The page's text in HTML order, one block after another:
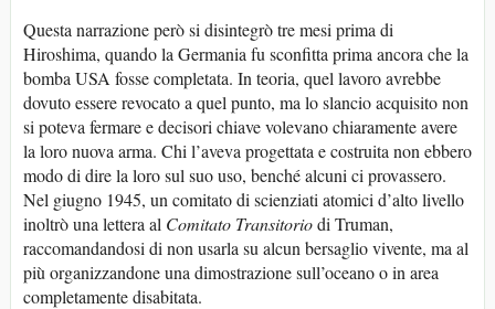
Questa narrazione però si disintegrò tre mesi prima di
Hiroshima, quando la Germania fu sconfitta prima ancora che la
bomba USA fosse completata. In teoria, quel lavoro avrebbe
dovuto essere revocato a quel punto, ma lo slancio acquisito non
si poteva fermare e decisori chiave volevano chiaramente avere
la loro nuova arma. Chi l’aveva progettata e costruita non ebbero
modo di dire la loro sul suo uso, benché alcuni ci provassero.
Nel giugno 1945, un comitato di scienziati atomici d’alto livello
inoltrò una lettera al Comitato Transitoriodi Truman,
raccomandandosi di non usarla su alcun bersaglio vivente, ma al
più organizzandone una dimostrazione sull’oceano o in area
completamente disabitata.